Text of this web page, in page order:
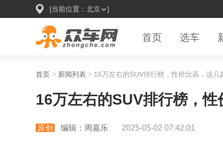
[当前位置： 北京 ]
首页 选车
首页 > 新闻列表 > 16万左右的SUV排行榜，性价比高，这几
16万左右的SUV排行榜，性
原创 编辑：周嘉乐 2025-05-02 07:42:01